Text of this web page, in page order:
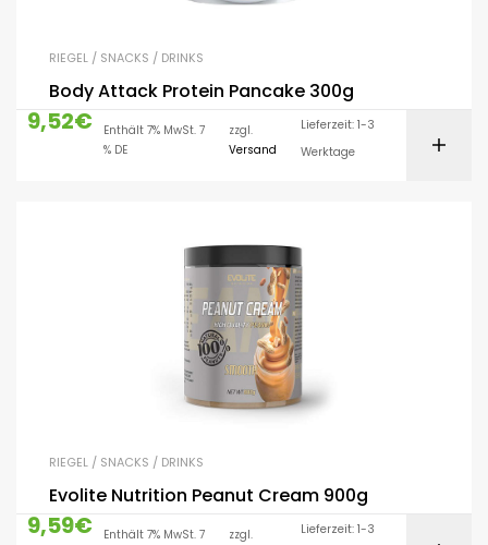
RIEGEL / SNACKS / DRINKS
Body Attack Protein Pancake 300g
9,52€
Enthält 7% MwSt. 7
% DE
zzgl.
Versand
Lieferzeit: 1-3
Werktage
RIEGEL / SNACKS / DRINKS
Evolite Nutrition Peanut Cream 900g
9,59€
Enthält 7% MwSt. 7
zzgl.
Lieferzeit: 1-3